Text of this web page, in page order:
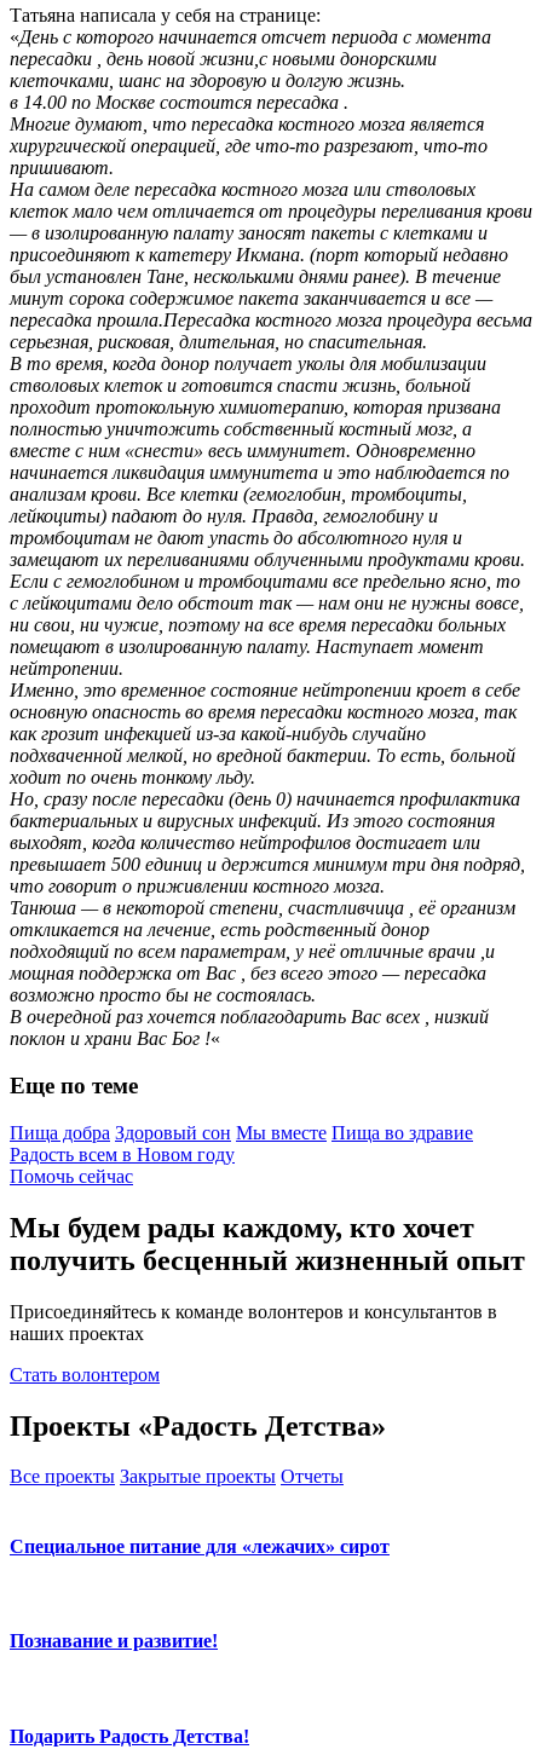
Татьяна написала у себя на странице:
«День с которого начинается отсчет периода с момента
пересадки , день новой жизни,с новыми донорскими
клеточками, шанс на здоровую и долгую жизнь.
в 14.00 по Москве состоится пересадка .
Многие думают, что пересадка костного мозга является
хирургической операцией, где что-то разрезают, что-то
пришивают.
На самом деле пересадка костного мозга или стволовых
клеток мало чем отличается от процедуры переливания крови
— в изолированную палату заносят пакеты с клетками и
присоединяют к катетеру Икмана. (порт который недавно
был установлен Тане, несколькими днями ранее). В течение
минут сорока содержимое пакета заканчивается и все —
пересадка прошла.Пересадка костного мозга процедура весьма
серьезная, рисковая, длительная, но спасительная.
В то время, когда донор получает уколы для мобилизации
стволовых клеток и готовится спасти жизнь, больной
проходит протокольную химиотерапию, которая призвана
полностью уничтожить собственный костный мозг, а
вместе с ним «снести» весь иммунитет. Одновременно
начинается ликвидация иммунитета и это наблюдается по
анализам крови. Все клетки (гемоглобин, тромбоциты,
лейкоциты) падают до нуля. Правда, гемоглобину и
тромбоцитам не дают упасть до абсолютного нуля и
замещают их переливаниями облученными продуктами крови.
Если с гемоглобином и тромбоцитами все предельно ясно, то
с лейкоцитами дело обстоит так — нам они не нужны вовсе,
ни свои, ни чужие, поэтому на все время пересадки больных
помещают в изолированную палату. Наступает момент
нейтропении.
Именно, это временное состояние нейтропении кроет в себе
основную опасность во время пересадки костного мозга, так
как грозит инфекцией из-за какой-нибудь случайно
подхваченной мелкой, но вредной бактерии. То есть, больной
ходит по очень тонкому льду.
Но, сразу после пересадки (день 0) начинается профилактика
бактериальных и вирусных инфекций. Из этого состояния
выходят, когда количество нейтрофилов достигает или
превышает 500 единиц и держится минимум три дня подряд,
что говорит о приживлении костного мозга.
Танюша — в некоторой степени, счастливчица , её организм
откликается на лечение, есть родственный донор
подходящий по всем параметрам, у неё отличные врачи ,и
мощная поддержка от Вас , без всего этого — пересадка
возможно просто бы не состоялась.
В очередной раз хочется поблагодарить Вас всех , низкий
поклон и храни Вас Бог !«
Еще по теме
Пища добра Здоровый сон Мы вместе Пища во здравие
Радость всем в Новом году
Помочь сейчас
Мы будем рады каждому, кто хочет
получить бесценный жизненный опыт
Присоединяйтесь к команде волонтеров и консультантов в
наших проектах
Стать волонтером
Проекты «Радость Детства»
Все проекты Закрытые проекты Отчеты
Специальное питание для «лежачих» сирот
Познавание и развитие!
Подарить Радость Детства!